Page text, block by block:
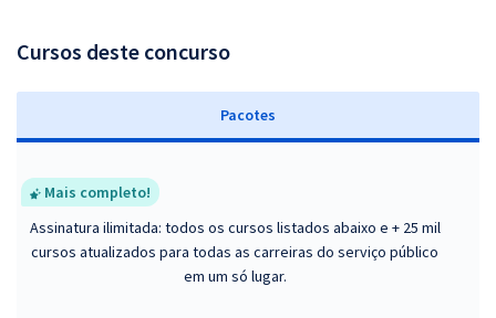
Cursos deste concurso
Pacotes
Mais completo!
Assinatura ilimitada: todos os cursos listados abaixo e + 25 mil
cursos atualizados para todas as carreiras do serviço público
em um só lugar.